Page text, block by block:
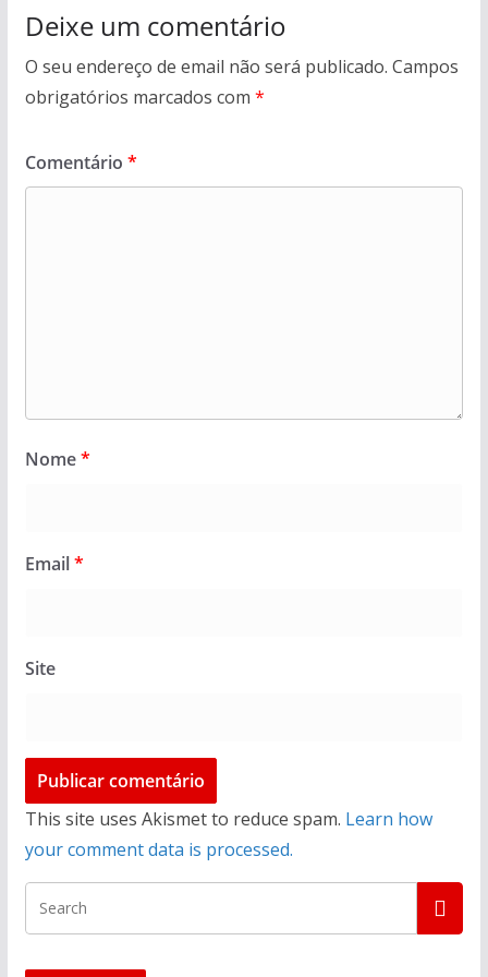
Deixe um comentário
O seu endereço de email não será publicado. Campos
obrigatórios marcados com *
Comentário *
Nome*
Email*
Site
This site uses Akismet to reduce spam. Learn how
your comment data is processed.